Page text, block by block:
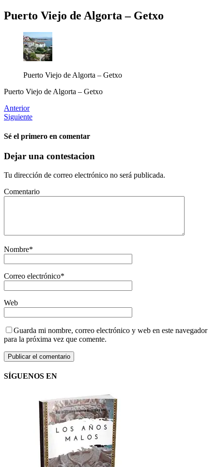
Puerto Viejo de Algorta – Getxo
Puerto Viejo de Algorta – Getxo
Puerto Viejo de Algorta – Getxo
Anterior
Siguiente
Sé el primero en comentar
Dejar una contestacion
Tu dirección de correo electrónico no será publicada.
Comentario
Nombre*
Correo electrónico*
Web
Guarda mi nombre, correo electrónico y web en este navegador
para la próxima vez que comente.
SÍGUENOS EN